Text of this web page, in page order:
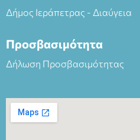
Δήμος Ιεράπετρας - Διαύγεια
Προσβασιμότητα
Δήλωση Προσβασιμότητας